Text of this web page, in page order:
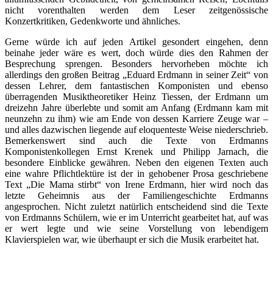
nicht vorenthalten werden dem Leser zeitgenössische
Konzertkritiken, Gedenkworte und ähnliches.
Gerne würde ich auf jeden Artikel gesondert eingehen, denn
beinahe jeder wäre es wert, doch würde dies den Rahmen der
Besprechung sprengen. Besonders hervorheben möchte ich
allerdings den großen Beitrag „Eduard Erdmann in seiner Zeit“ von
dessen Lehrer, dem fantastischen Komponisten und ebenso
überragenden Musiktheoretiker Heinz Tiessen, der Erdmann um
dreizehn Jahre überlebte und somit am Anfang (Erdmann kam mit
neunzehn zu ihm) wie am Ende von dessen Karriere Zeuge war –
und alles dazwischen liegende auf eloquenteste Weise niederschrieb.
Bemerkenswert sind auch die Texte von Erdmanns
Komponistenkollegen Ernst Krenek und Philipp Jarnach, die
besondere Einblicke gewähren. Neben den eigenen Texten auch
eine wahre Pflichtlektüre ist der in gehobener Prosa geschriebene
Text „Die Mama stirbt“ von Irene Erdmann, hier wird noch das
letzte Geheimnis aus der Familiengeschichte Erdmanns
angesprochen. Nicht zuletzt natürlich entscheidend sind die Texte
von Erdmanns Schülern, wie er im Unterricht gearbeitet hat, auf was
er wert legte und wie seine Vorstellung von lebendigem
Klavierspielen war, wie überhaupt er sich die Musik erarbeitet hat.